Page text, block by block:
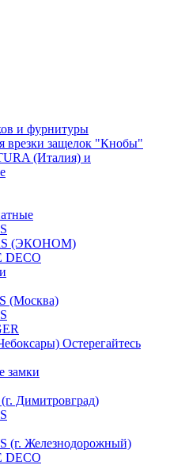
и фурнитуры
врезки защелок "Кнобы"
(Италия) и
(ЭКОНОМ)
DECO
(Москва)
Остерегайтесь
замки
Димитровград)
(г. Железнодорожный)
DECO